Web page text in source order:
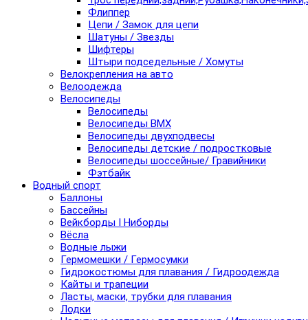
Флиппер
Цепи / Замок для цепи
Шатуны / Звезды
Шифтеры
Штыри подседельные / Хомуты
Велокрепления на авто
Велоодежда
Велосипеды
Велосипеды
Велосипеды BMX
Велосипеды двухподвесы
Велосипеды детские / подростковые
Велосипеды шоссейные/ Гравийники
Фэтбайк
Водный спорт
Баллоны
Бассейны
Вейкборды I Ниборды
Вёсла
Водные лыжи
Гермомешки / Гермосумки
Гидрокостюмы для плавания / Гидроодежда
Кайты и трапеции
Ласты, маски, трубки для плавания
Лодки